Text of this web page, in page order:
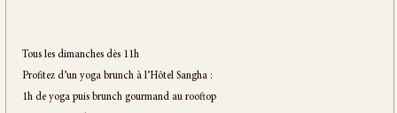
Tous les dimanches dès 11h
Profitez d’un yoga brunch à l’Hôtel Sangha :
1h de yoga puis brunch gourmand au rooftop